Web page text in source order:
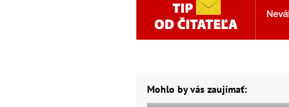
Mohlo by vás zaujímať: